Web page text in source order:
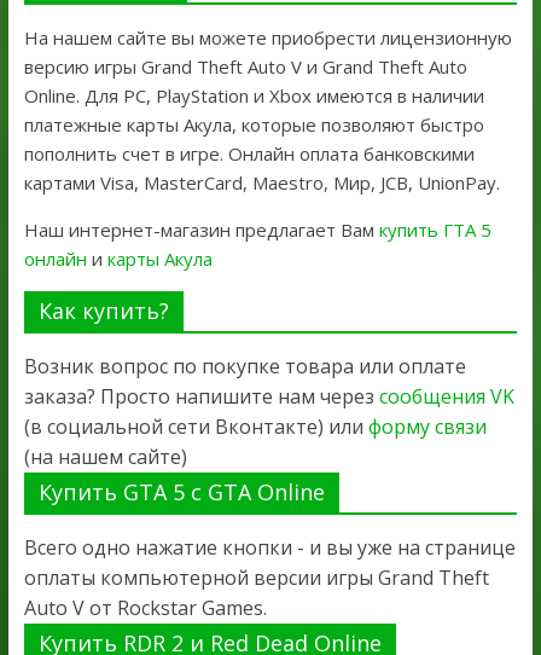
На нашем сайте вы можете приобрести лицензионную
версию игры Grand Theft Auto V и Grand Theft Auto
Online. Для PC, PlayStation и Xbox имеются в наличии
платежные карты Акула, которые позволяют быстро
пополнить счет в игре. Онлайн оплата банковскими
картами Visa, MasterCard, Maestro, Мир, JCB, UnionPay.
Наш интернет-магазин предлагает Вам купить ГТА 5
онлайн и карты Акула
Как купить?
Возник вопрос по покупке товара или оплате
заказа? Просто напишите нам через сообщения VK
(в социальной сети Вконтакте) или форму связи
(на нашем сайте)
Купить GTA 5 с GTA Online
Всего одно нажатие кнопки - и вы уже на странице
оплаты компьютерной версии игры Grand Theft
Auto V от Rockstar Games.
Купить RDR 2 и Red Dead Online